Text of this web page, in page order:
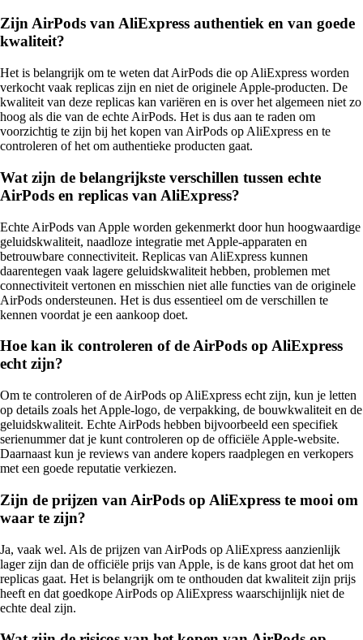
Zijn AirPods van AliExpress authentiek en van goede
kwaliteit?
Het is belangrijk om te weten dat AirPods die op AliExpress worden
verkocht vaak replicas zijn en niet de originele Apple-producten. De
kwaliteit van deze replicas kan variëren en is over het algemeen niet zo
hoog als die van de echte AirPods. Het is dus aan te raden om
voorzichtig te zijn bij het kopen van AirPods op AliExpress en te
controleren of het om authentieke producten gaat.
Wat zijn de belangrijkste verschillen tussen echte
AirPods en replicas van AliExpress?
Echte AirPods van Apple worden gekenmerkt door hun hoogwaardige
geluidskwaliteit, naadloze integratie met Apple-apparaten en
betrouwbare connectiviteit. Replicas van AliExpress kunnen
daarentegen vaak lagere geluidskwaliteit hebben, problemen met
connectiviteit vertonen en misschien niet alle functies van de originele
AirPods ondersteunen. Het is dus essentieel om de verschillen te
kennen voordat je een aankoop doet.
Hoe kan ik controleren of de AirPods op AliExpress
echt zijn?
Om te controleren of de AirPods op AliExpress echt zijn, kun je letten
op details zoals het Apple-logo, de verpakking, de bouwkwaliteit en de
geluidskwaliteit. Echte AirPods hebben bijvoorbeeld een specifiek
serienummer dat je kunt controleren op de officiële Apple-website.
Daarnaast kun je reviews van andere kopers raadplegen en verkopers
met een goede reputatie verkiezen.
Zijn de prijzen van AirPods op AliExpress te mooi om
waar te zijn?
Ja, vaak wel. Als de prijzen van AirPods op AliExpress aanzienlijk
lager zijn dan de officiële prijs van Apple, is de kans groot dat het om
replicas gaat. Het is belangrijk om te onthouden dat kwaliteit zijn prijs
heeft en dat goedkope AirPods op AliExpress waarschijnlijk niet de
echte deal zijn.